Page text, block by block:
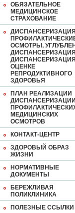
ОБЯЗАТЕЛЬНОЕ
МЕДИЦИНСКОЕ
СТРАХОВАНИЕ
ОСМОТРЫ,
ОЦЕНКЕ
РЕПРОДУКТИВНОГО
ЗДОРОВЬЯ
ПЛАН РЕАЛИЗАЦИИ
МЕДИЦИНСКИХ
ОСМОТРОВ
КОНТАКТ-ЦЕНТР
ЗДОРОВЫЙ ОБРАЗ
ЖИЗНИ
НОРМАТИВНЫЕ
ДОКУМЕНТЫ
БЕРЕЖЛИВАЯ
ПОЛИКЛИНИКА
ПОЛЕЗНЫЕ ССЫЛКИ